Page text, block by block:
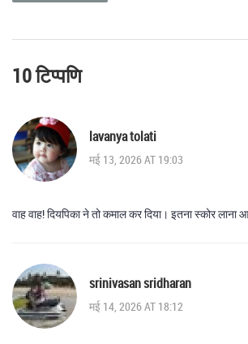
10 टिप्पणि
lavanya tolati
मई 13, 2026 AT 19:03
वाह वाह! दियपिका ने तो कमाल कर दिया। इतना स्कोर लाना
srinivasan sridharan
मई 14, 2026 AT 18:12